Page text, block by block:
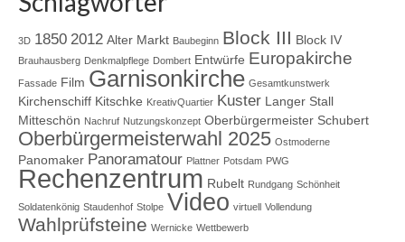
3D 1850 2012 Alter Markt Baubeginn Block III Block IV
Brauhausberg Denkmalpflege Dombert Entwürfe Europakirche
Fassade Film Garnisonkirche Gesamtkunstwerk
Kirchenschiff Kitschke KreativQuartier Kuster Langer Stall
Mitteschön Nachruf Nutzungskonzept Oberbürgermeister Schubert
Oberbürgermeisterwahl 2025 Ostmoderne
Panomaker Panoramatour Plattner Potsdam PWG
Rechenzentrum Rubelt Rundgang Schönheit
Soldatenkönig Staudenhof Stolpe Video virtuell Vollendung
Wahlprüfsteine Wernicke Wettbewerb